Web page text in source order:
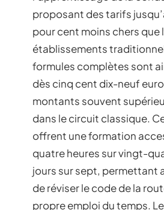
proposant des tarifs
pour cent moins chers que
établissements
formules complètes sont
dès cinq cent dix-neuf
montants souvent
dans le circuit classique.
offrent une formation
quatre heures sur vingt-
jours sur sept, permettant
de réviser le code de la
propre emploi du temps.